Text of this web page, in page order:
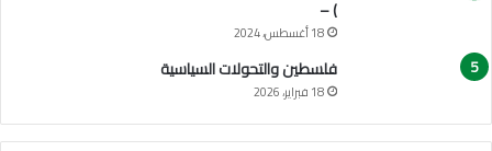
) –
18 أغسطس، 2024
فلسطين والتحولات السياسية
18 فبراير، 2026